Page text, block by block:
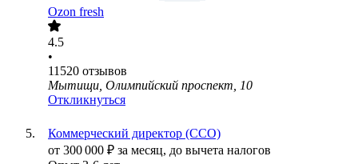
Ozon fresh
4.5
•
11520 отзывов
Мытищи, Олимпийский проспект, 10
Откликнуться
Коммерческий директор (CCO)
от 300 000 ₽ за месяц, до вычета налогов